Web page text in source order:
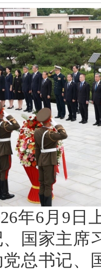
年6月9日
国家主席
总书记、